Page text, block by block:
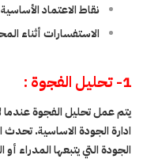
نقاط الاعتماد الأساسية
الاستفسارات أثناء
1- تحليل الفجوة :
يتم عمل تحليل الفجوة عندما
ادارة الجودة الاساسية. تحدث
الجودة التي يتبعها المدراء